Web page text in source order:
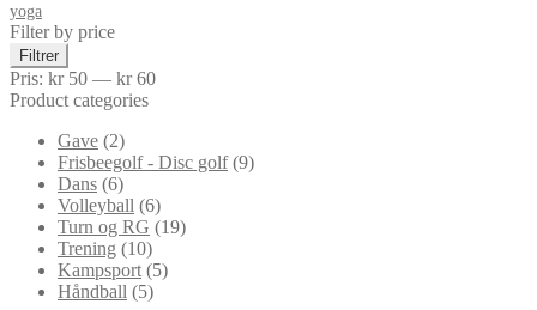
yoga
Filter by price
Min.
pris
Makspris
Filtrer
Pris: kr 50 — kr 60
Product categories
Gave (2)
Frisbeegolf - Disc golf (9)
Dans (6)
Volleyball (6)
Turn og RG (19)
Trening (10)
Kampsport (5)
Håndball (5)